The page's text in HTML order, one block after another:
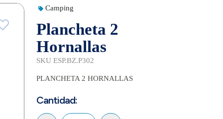
Camping
Plancheta 2
Hornallas
SKU ESP.BZ.P302
PLANCHETA 2 HORNALLAS
Cantidad: